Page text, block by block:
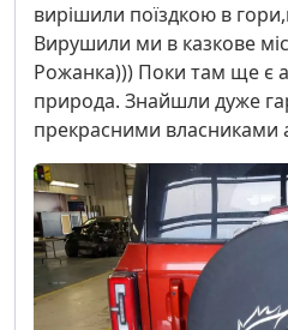
вирішили поїздкою в
Вирушили ми в казкове
Рожанка))) Поки там ще є
природа. Знайшли дуже
прекрасними власниками